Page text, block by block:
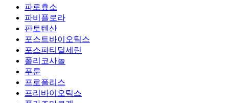
파로효소
파비플로라
판토텐산
포스트바이오틱스
포스파티딜세린
폴리코사놀
푸룬
프로폴리스
프리바이오틱스